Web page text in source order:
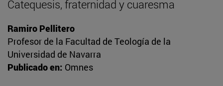
Catequesis, fraternidad y cuaresma
Ramiro Pellitero
Profesor de la Facultad de Teología de la
Universidad de Navarra
Publicado en: Omnes